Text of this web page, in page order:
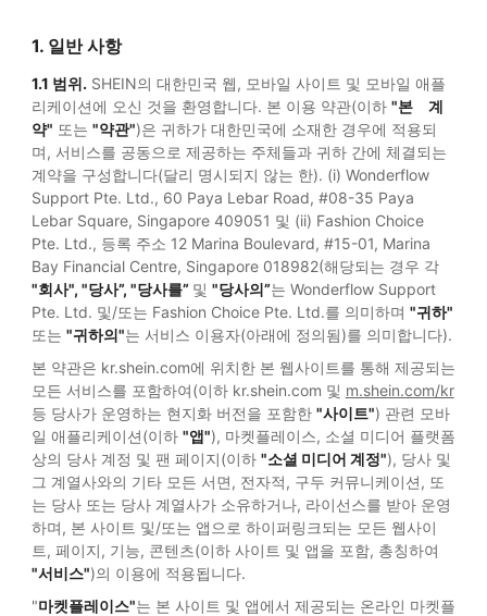
1. 일반 사항
1.1 범위. SHEIN의 대한민국 웹, 모바일 사이트 및 모바일 애플
리케이션에 오신 것을 환영합니다. 본 이용 약관(이하 "본 계
약" 또는 "약관")은 귀하가 대한민국에 소재한 경우에 적용되
며, 서비스를 공동으로 제공하는 주체들과 귀하 간에 체결되는
계약을 구성합니다(달리 명시되지 않는 한). (i) Wonderflow
Support Pte. Ltd., 60 Paya Lebar Road, #08-35 Paya
Lebar Square, Singapore 409051 및 (ii) Fashion Choice
Pte. Ltd., 등록 주소 12 Marina Boulevard, #15-01, Marina
Bay Financial Centre, Singapore 018982(해당되는 경우 각
"회사", "당사”, "당사를” 및 "당사의”는 Wonderflow Support
Pte. Ltd. 및/또는 Fashion Choice Pte. Ltd.를 의미하며 "귀하"
또는 "귀하의"는 서비스 이용자(아래에 정의됨)를 의미합니다).
본 약관은 kr.shein.com에 위치한 본 웹사이트를 통해 제공되는
모든 서비스를 포함하여(이하 kr.shein.com 및 m.shein.com/kr
등 당사가 운영하는 현지화 버전을 포함한 "사이트") 관련 모바
일 애플리케이션(이하 "앱"), 마켓플레이스, 소셜 미디어 플랫폼
상의 당사 계정 및 팬 페이지(이하 "소셜 미디어 계정"), 당사 및
그 계열사와의 기타 모든 서면, 전자적, 구두 커뮤니케이션, 또
는 당사 또는 당사 계열사가 소유하거나, 라이선스를 받아 운영
하며, 본 사이트 및/또는 앱으로 하이퍼링크되는 모든 웹사이
트, 페이지, 기능, 콘텐츠(이하 사이트 및 앱을 포함, 총칭하여
"서비스")의 이용에 적용됩니다.
"마켓플레이스"는 본 사이트 및 앱에서 제공되는 온라인 마켓플